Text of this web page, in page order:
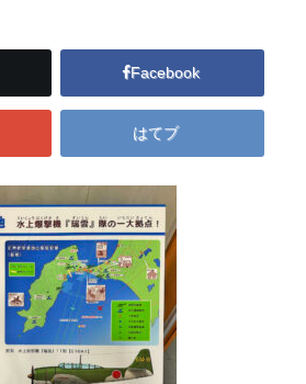
Facebook
はてブ